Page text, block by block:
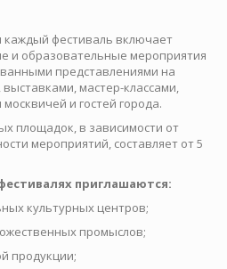
фестиваль включает
и образовательные мероприятия
представлениями на
мастер-классами,
и гостей города.
площадок, в зависимости от
мероприятий, составляет от 5
приглашаются:
культурных центров;
промыслов;
продукции;